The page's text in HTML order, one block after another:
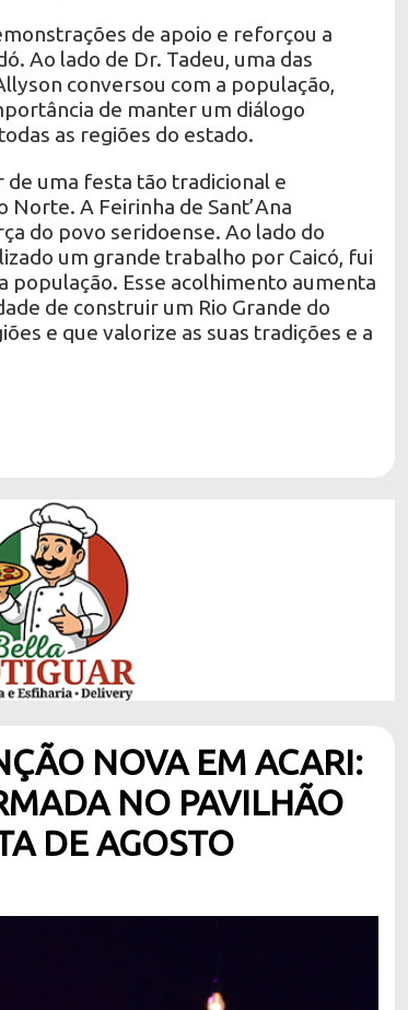
de apoio e reforçou a
Ao lado de Dr. Tadeu, uma das
conversou com a população,
de manter um diálogo
as regiões do estado.
de uma festa tão tradicional e
A Feirinha de Sant’Ana
do povo seridoense. Ao lado do
um grande trabalho por Caicó, fui
população. Esse acolhimento aumenta
de construir um Rio Grande do
e que valorize as suas tradições e a
NOVA EM ACARI:
NO PAVILHÃO
DE AGOSTO